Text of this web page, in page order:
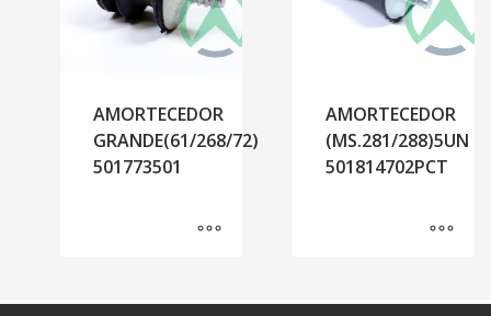
AMORTECEDOR
GRANDE(61/268/72)
501773501
AMORTECEDOR
(MS.281/288)5UN
501814702PCT